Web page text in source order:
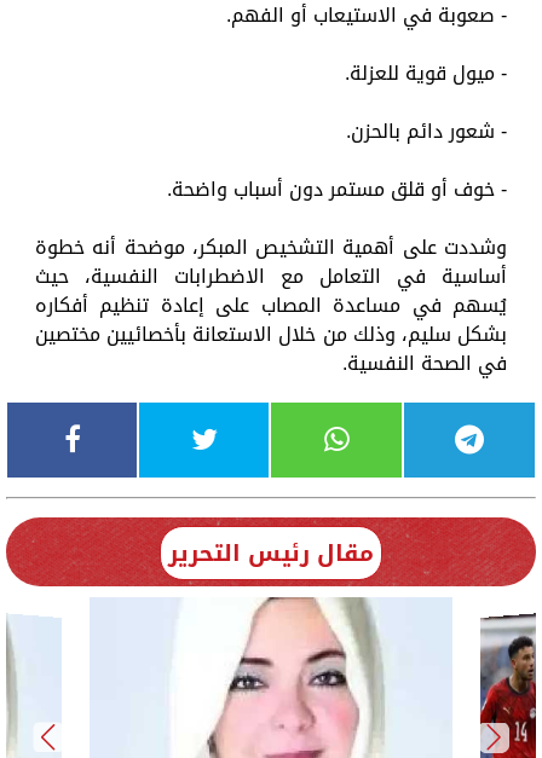
- صعوبة في الاستيعاب أو الفهم.
- ميول قوية للعزلة.
- شعور دائم بالحزن.
- خوف أو قلق مستمر دون أسباب واضحة.
وشددت على أهمية التشخيص المبكر، موضحة أنه خطوة
أساسية في التعامل مع الاضطرابات النفسية، حيث
يُسهم في مساعدة المصاب على إعادة تنظيم أفكاره
بشكل سليم، وذلك من خلال الاستعانة بأخصائيين مختصين
في الصحة النفسية.
مقال رئيس التحرير